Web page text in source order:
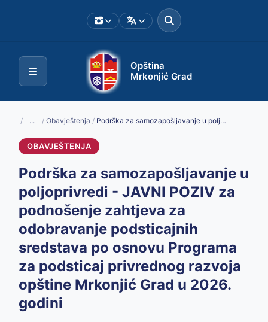
Opština
Mrkonjić Grad
/ ... / Obavještenja / Podrška za samozapošljavanje u poljoprivredi - JAVNI POZIV za podnošenje zahtjeva za odobravanje podsticajnih sredstava po osnovu Programa za podsticaj privrednog razvoja opštine Mrkonjić Grad u 2026. godini
OBAVJEŠTENJA
Podrška za samozapošljavanje u
poljoprivredi - JAVNI POZIV za
podnošenje zahtjeva za
odobravanje podsticajnih
sredstava po osnovu Programa
za podsticaj privrednog razvoja
opštine Mrkonjić Grad u 2026.
godini